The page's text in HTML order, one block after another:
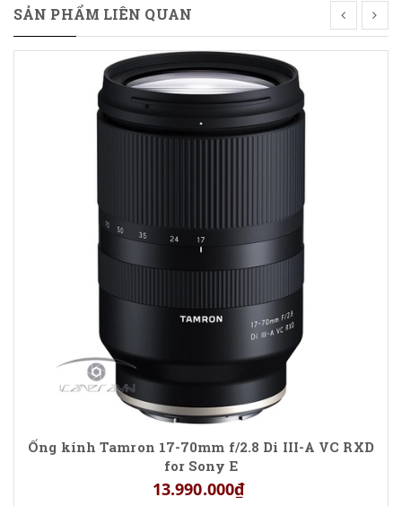
SẢN PHẨM LIÊN QUAN
Ống kính Tamron 17-70mm f/2.8 Di III-A VC RXD
for Sony E
13.990.000₫